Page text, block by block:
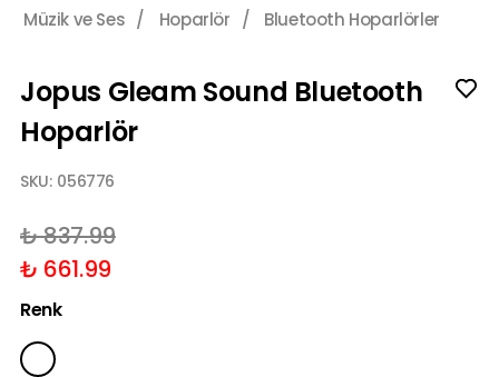
Müzik ve Ses / Hoparlör / Bluetooth Hoparlörler
Jopus Gleam Sound Bluetooth
Hoparlör
SKU: 056776
₺ 837.99
₺ 661.99
Renk